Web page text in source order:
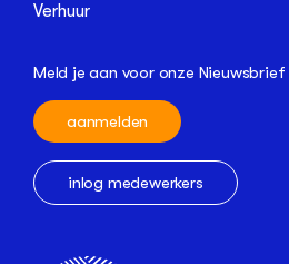
Verhuur
Meld je aan voor onze Nieuwsbrief
aanmelden
inlog medewerkers